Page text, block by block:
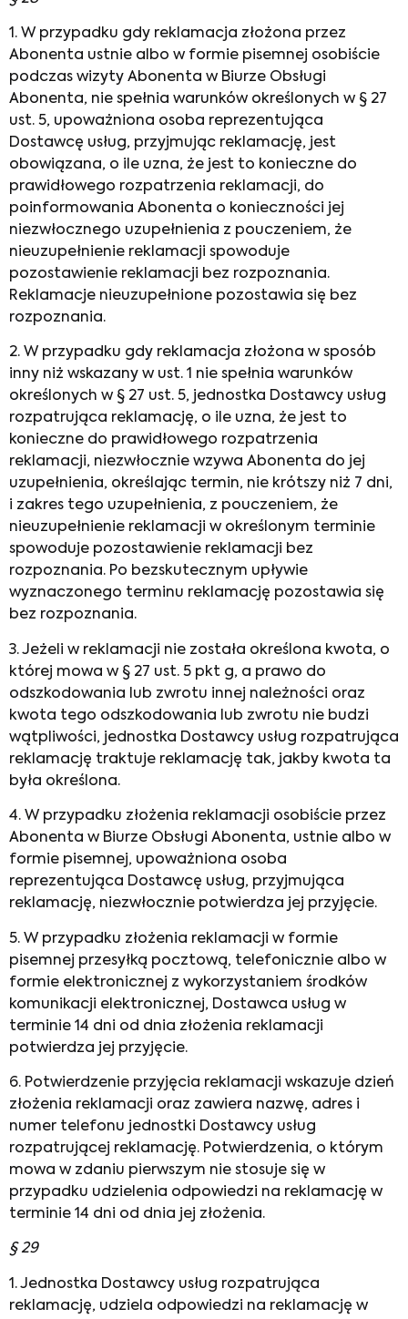
1. W przypadku gdy reklamacja złożona przez
Abonenta ustnie albo w formie pisemnej osobiście
podczas wizyty Abonenta w Biurze Obsługi
Abonenta, nie spełnia warunków określonych w § 27
ust. 5, upoważniona osoba reprezentująca
Dostawcę usług, przyjmując reklamację, jest
obowiązana, o ile uzna, że jest to konieczne do
prawidłowego rozpatrzenia reklamacji, do
poinformowania Abonenta o konieczności jej
niezwłocznego uzupełnienia z pouczeniem, że
nieuzupełnienie reklamacji spowoduje
pozostawienie reklamacji bez rozpoznania.
Reklamacje nieuzupełnione pozostawia się bez
rozpoznania.
2. W przypadku gdy reklamacja złożona w sposób
inny niż wskazany w ust. 1 nie spełnia warunków
określonych w § 27 ust. 5, jednostka Dostawcy usług
rozpatrująca reklamację, o ile uzna, że jest to
konieczne do prawidłowego rozpatrzenia
reklamacji, niezwłocznie wzywa Abonenta do jej
uzupełnienia, określając termin, nie krótszy niż 7 dni,
i zakres tego uzupełnienia, z pouczeniem, że
nieuzupełnienie reklamacji w określonym terminie
spowoduje pozostawienie reklamacji bez
rozpoznania. Po bezskutecznym upływie
wyznaczonego terminu reklamację pozostawia się
bez rozpoznania.
3. Jeżeli w reklamacji nie została określona kwota, o
której mowa w § 27 ust. 5 pkt g, a prawo do
odszkodowania lub zwrotu innej należności oraz
kwota tego odszkodowania lub zwrotu nie budzi
wątpliwości, jednostka Dostawcy usług rozpatrująca
reklamację traktuje reklamację tak, jakby kwota ta
była określona.
4. W przypadku złożenia reklamacji osobiście przez
Abonenta w Biurze Obsługi Abonenta, ustnie albo w
formie pisemnej, upoważniona osoba
reprezentująca Dostawcę usług, przyjmująca
reklamację, niezwłocznie potwierdza jej przyjęcie.
5. W przypadku złożenia reklamacji w formie
pisemnej przesyłką pocztową, telefonicznie albo w
formie elektronicznej z wykorzystaniem środków
komunikacji elektronicznej, Dostawca usług w
terminie 14 dni od dnia złożenia reklamacji
potwierdza jej przyjęcie.
6. Potwierdzenie przyjęcia reklamacji wskazuje dzień
złożenia reklamacji oraz zawiera nazwę, adres i
numer telefonu jednostki Dostawcy usług
rozpatrującej reklamację. Potwierdzenia, o którym
mowa w zdaniu pierwszym nie stosuje się w
przypadku udzielenia odpowiedzi na reklamację w
terminie 14 dni od dnia jej złożenia.
§ 29
1. Jednostka Dostawcy usług rozpatrująca
reklamację, udziela odpowiedzi na reklamację w